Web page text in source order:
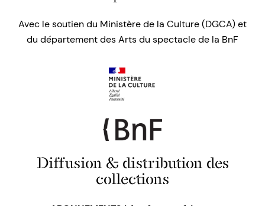
Avec le soutien du Ministère de la Culture (DGCA) et
du département des Arts du spectacle de la BnF
Diffusion & distribution des
collections